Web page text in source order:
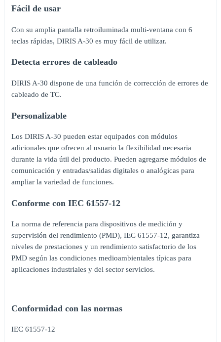
Fácil de usar
Con su amplia pantalla retroiluminada multi-ventana con 6
teclas rápidas, DIRIS A-30 es muy fácil de utilizar.
Detecta errores de cableado
DIRIS A-30 dispone de una función de corrección de errores de
cableado de TC.
Personalizable
Los DIRIS A-30 pueden estar equipados con módulos
adicionales que ofrecen al usuario la flexibilidad necesaria
durante la vida útil del producto. Pueden agregarse módulos de
comunicación y entradas/salidas digitales o analógicas para
ampliar la variedad de funciones.
Conforme con IEC 61557-12
La norma de referencia para dispositivos de medición y
supervisión del rendimiento (PMD), IEC 61557-12, garantiza
niveles de prestaciones y un rendimiento satisfactorio de los
PMD según las condiciones medioambientales típicas para
aplicaciones industriales y del sector servicios.
Conformidad con las normas
IEC 61557-12